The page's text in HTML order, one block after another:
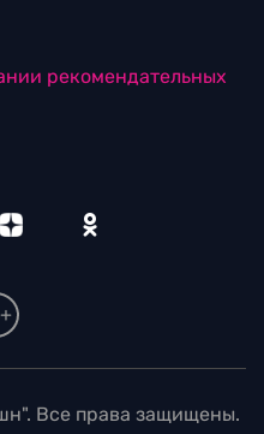
рекомендательных
Все права защищены.